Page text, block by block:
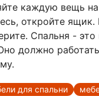
каждую вещь
откройте ящик.
Спальня -
должно
для спальни